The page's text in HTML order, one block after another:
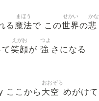
る 魔法
まほう
で この世界
せかい
の悲
かな
笑顔
えがお
が 強
つよ
さになる
ここから 大空
おおぞら
めがけて